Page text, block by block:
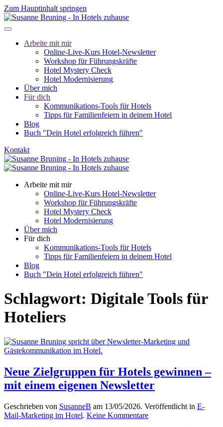
Zum Hauptinhalt springen
Arbeite mit mir
Online-Live-Kurs Hotel-Newsletter
Workshop für Führungskräfte
Hotel Mystery Check
Hotel Modernisierung
Über mich
Für dich
Kommunikations-Tools für Hotels
Tipps für Familienfeiern in deinem Hotel
Blog
Buch "Dein Hotel erfolgreich führen"
Kontakt
Arbeite mit mir
Online-Live-Kurs Hotel-Newsletter
Workshop für Führungskräfte
Hotel Mystery Check
Hotel Modernisierung
Über mich
Für dich
Kommunikations-Tools für Hotels
Tipps für Familienfeiern in deinem Hotel
Blog
Buch "Dein Hotel erfolgreich führen"
Schlagwort: Digitale Tools für
Hoteliers
Neue Zielgruppen für Hotels gewinnen –
mit einem eigenen Newsletter
Geschrieben von SusanneB am 13/05/2026. Veröffentlicht in E-
Mail-Marketing im Hotel. Keine Kommentarezu